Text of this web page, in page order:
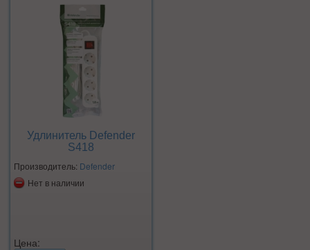
Удлинитель Defender
S418
Производитель: Defender
Нет в наличии
Цена: